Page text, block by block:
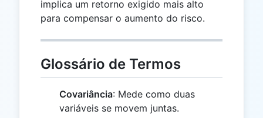
implica um retorno exigido mais alto
para compensar o aumento do risco.
Glossário de Termos
Covariância: Mede como duas
variáveis se movem juntas.